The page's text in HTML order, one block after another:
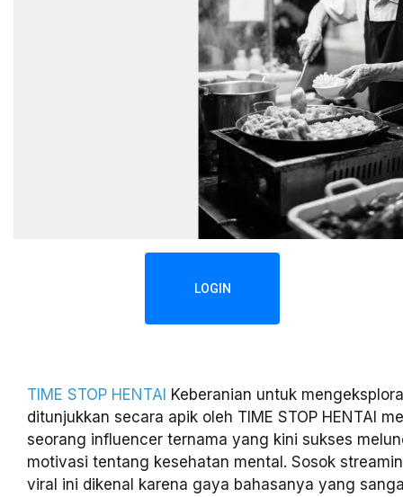
LOGIN
TIME STOP HENTAI Keberanian untuk
ditunjukkan secara apik oleh TIME STOP HENTAI
seorang influencer ternama yang kini sukses
motivasi tentang kesehatan mental. Sosok
viral ini dikenal karena gaya bahasanya yang